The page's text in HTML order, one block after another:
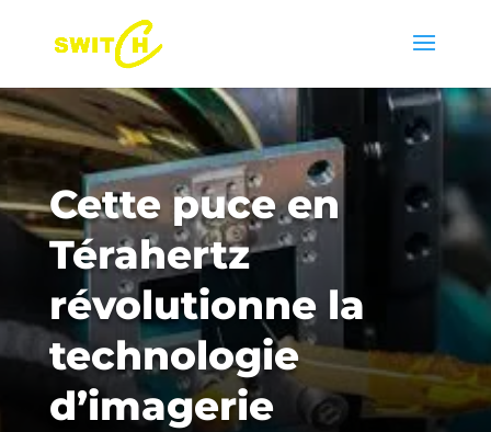
Cette puce en
Térahertz
révolutionne la
technologie
d’imagerie